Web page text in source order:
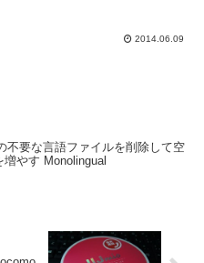
2014.06.09
不要な言語ファイルを削除して空
増やす Monolingual